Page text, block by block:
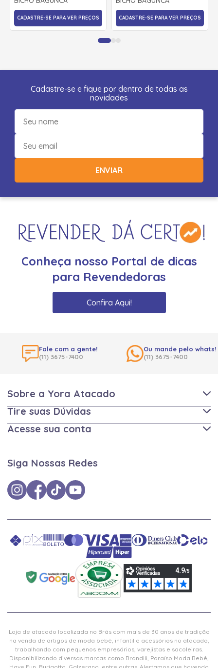
CADASTRE-SE PARA VER PREÇOS CADASTRE-SE PARA VER PREÇOS
Cadastre-se e fique por dentro de todas as
novidades
ENVIAR
Conheça nosso Portal de dicas
para Revendedoras
Confira Aqui!
Fale com a gente!
(11) 3675-7400
Ou mande pelo whats!
(11) 3675-7400
Sobre a Yora Atacado
Tire suas Dúvidas
Acesse sua conta
Siga Nossas Redes
Loja de atacado localizada no Brás com mais de 30 anos de tradição
na venda de artigos de moda bebê, infantil e acessórios no atacado,
trabalhando com pequenos empresários, varejistas e sacoleiras.
Disponibilizando diversas marcas como Brandili, Paraíso Moda Bebê,